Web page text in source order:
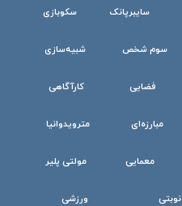
سایبرپانک سکوبازی
سوم شخص شبیه‌سازی
فضایی کارآگاهی
مبارزه‌ای مترویدوانیا
معمایی مولتی پلیر
نوبتی ورزشی